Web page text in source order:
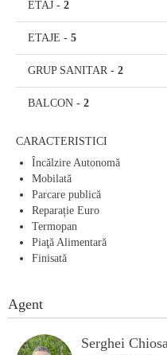
ETAJ - 2
ETAJE - 5
GRUP SANITAR - 2
BALCON - 2
CARACTERISTICI
Încălzire Autonomă
Mobilată
Parcare publică
Reparație Euro
Termopan
Piaţă Alimentară
Finisată
Agent
Serghei Chiosa